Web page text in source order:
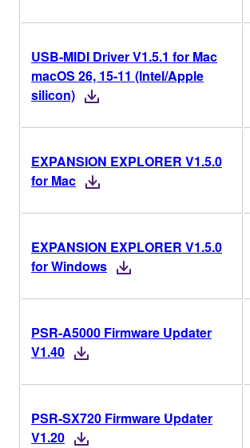
USB-MIDI Driver V1.5.1 for Mac
macOS 26, 15-11 (Intel/Apple
silicon)
EXPANSION EXPLORER V1.5.0
for Mac
EXPANSION EXPLORER V1.5.0
for Windows
PSR-A5000 Firmware Updater
V1.40
PSR-SX720 Firmware Updater
V1.20